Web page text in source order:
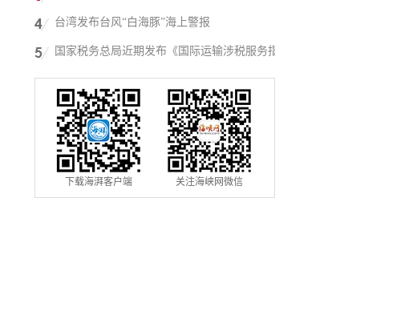
展的心
台湾发布台风“白海豚”海上警报
国家税务总局近期发布《国际运输涉税服务指
引》
下载海湃客户端 关注海峡网微信